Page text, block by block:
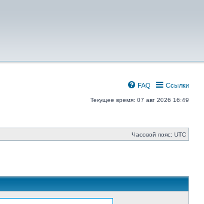
Ссылки
FAQ
Текущее время: 07 авг 2026 16:49
Часовой пояс: UTC